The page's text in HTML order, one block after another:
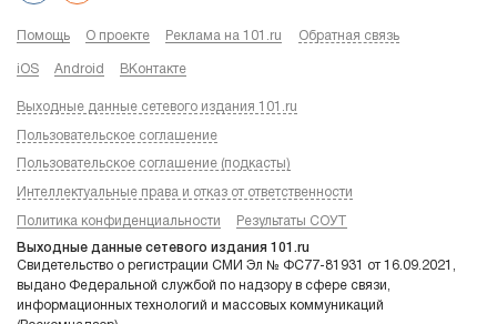
Помощь О проекте Реклама на 101.ru Обратная связь
iOS Android ВКонтакте
Выходные данные сетевого издания 101.ru
Пользовательское соглашение
Пользовательское соглашение (подкасты)
Интеллектуальные права и отказ от ответственности
Политика конфиденциальности Результаты СОУТ
Выходные данные сетевого издания 101.ru
Свидетельство о регистрации СМИ Эл № ФС77-81931 от 16.09.2021,
выдано Федеральной службой по надзору в сфере связи,
информационных технологий и массовых коммуникаций